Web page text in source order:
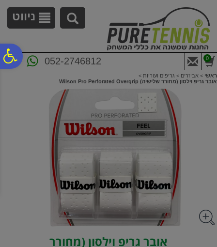
נגישות
ניווט
052-2746812 0
ראשי > אביזרים > גריפים ועוריות >
אובר גריפ וילסון (מחורר שלישיה) Wilson Pro Perforated Overgrip
אובר גריפ וילסון (מחורר